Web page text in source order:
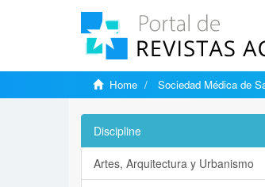
Home Sociedad Médica de
Discipline
Artes, Arquitectura y Urbanismo